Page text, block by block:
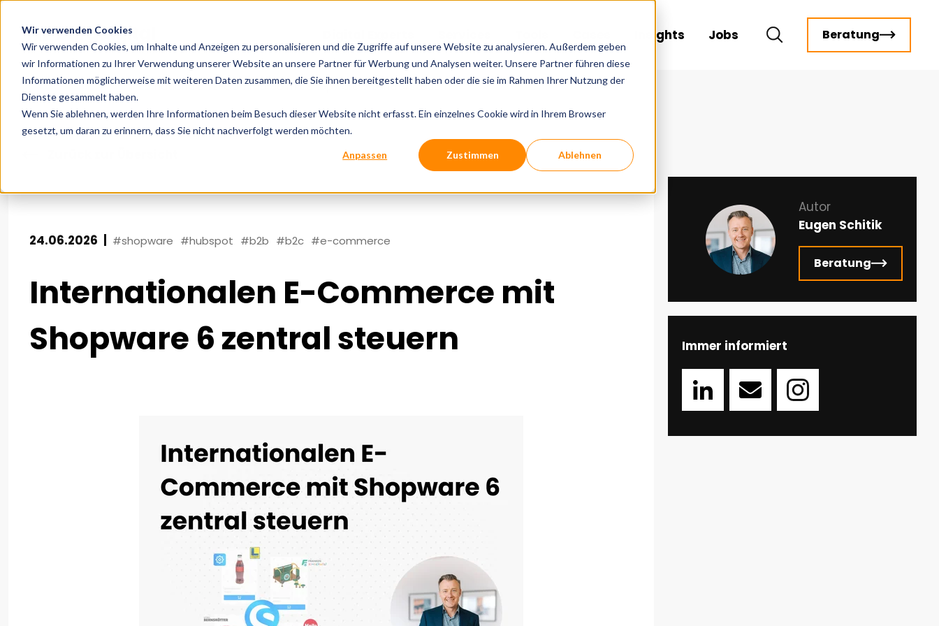
Wir verwenden Cookies
Wir verwenden Cookies, um Inhalte und Anzeigen zu personalisieren und die Zugriffe auf unsere Website zu analysieren. Außerdem geben
wir Informationen zu Ihrer Verwendung unserer Website an unsere Partner für Werbung und Analysen weiter. Unsere Partner führen diese
Informationen möglicherweise mit weiteren Daten zusammen, die Sie ihnen bereitgestellt haben oder die sie im Rahmen Ihrer Nutzung der
Dienste gesammelt haben.
Wenn Sie ablehnen, werden Ihre Informationen beim Besuch dieser Website nicht erfasst. Ein einzelnes Cookie wird in Ihrem Browser
gesetzt, um daran zu erinnern, dass Sie nicht nachverfolgt werden möchten.
Anpassen Zustimmen Ablehnen
Insights Jobs Beratung
Home Webinare Internationalen E-Commerce mit Shopware 6 zentral steuern
24.06.2026 #shopware #hubspot #b2b #b2c #e-commerce
Internationalen E-Commerce mit
Shopware 6 zentral steuern
Autor
Eugen Schitik
Beratung
Immer informiert